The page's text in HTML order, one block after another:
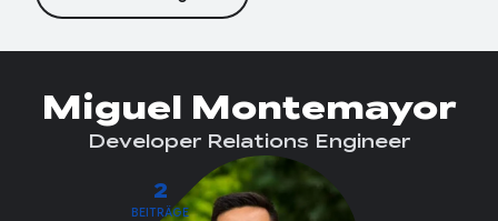
2
BEITRÄGE
Miguel Montemayor
Developer Relations Engineer